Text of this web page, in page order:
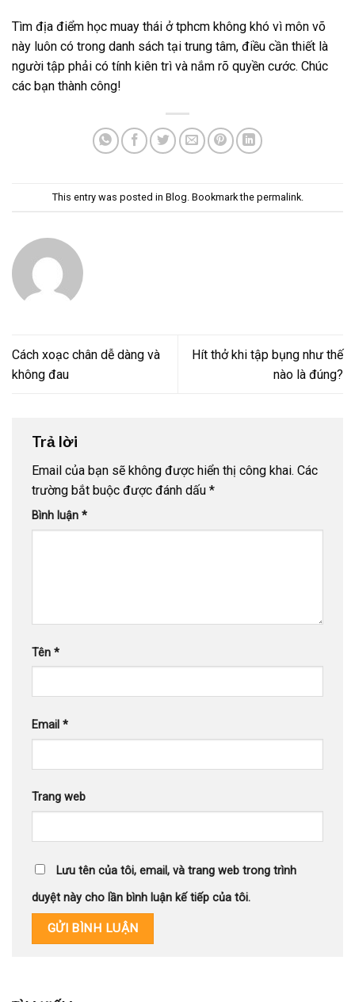
Tìm địa điểm học muay thái ở tphcm không khó vì môn võ
này luôn có trong danh sách tại trung tâm, điều cần thiết là
người tập phải có tính kiên trì và nắm rõ quyền cước. Chúc
các bạn thành công!
This entry was posted in Blog . Bookmark the permalink.
Cách xoạc chân dễ dàng và
không đau
Hít thở khi tập bụng như thế
nào là đúng?
Trả lời
Email của bạn sẽ không được hiển thị công khai. Các
trường bắt buộc được đánh dấu *
Bình luận *
Tên *
Email *
Trang web
Lưu tên của tôi, email, và trang web trong trình
duyệt này cho lần bình luận kế tiếp của tôi.